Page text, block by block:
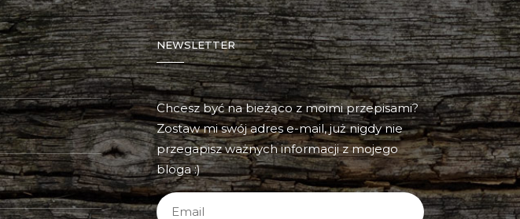
NEWSLETTER
Chcesz być na bieżąco z moimi przepisami?
Zostaw mi swój adres e-mail, już nigdy nie
przegapisz ważnych informacji z mojego
bloga :)